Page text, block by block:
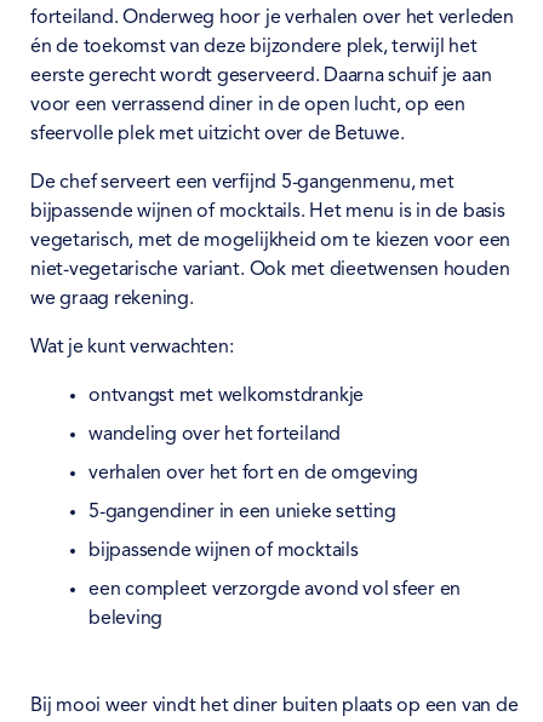
forteiland. Onderweg hoor je verhalen over het verleden
én de toekomst van deze bijzondere plek, terwijl het
eerste gerecht wordt geserveerd. Daarna schuif je aan
voor een verrassend diner in de open lucht, op een
sfeervolle plek met uitzicht over de Betuwe.
De chef serveert een verfijnd 5-gangenmenu, met
bijpassende wijnen of mocktails. Het menu is in de basis
vegetarisch, met de mogelijkheid om te kiezen voor een
niet-vegetarische variant. Ook met dieetwensen houden
we graag rekening.
Wat je kunt verwachten:
ontvangst met welkomstdrankje
wandeling over het forteiland
verhalen over het fort en de omgeving
5-gangendiner in een unieke setting
bijpassende wijnen of mocktails
een compleet verzorgde avond vol sfeer en
beleving
Bij mooi weer vindt het diner buiten plaats op een van de